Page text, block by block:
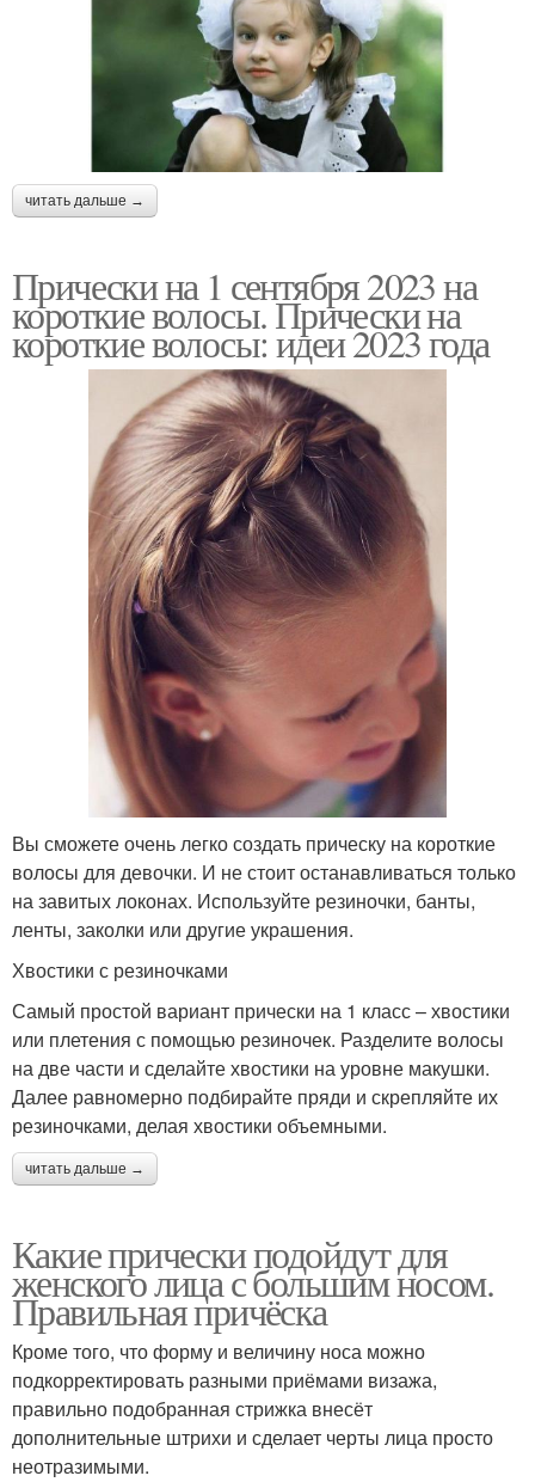
читать дальше →
Прически на 1 сентября 2023 на
короткие волосы. Прически на
короткие волосы: идеи 2023 года
Вы сможете очень легко создать прическу на короткие
волосы для девочки. И не стоит останавливаться только
на завитых локонах. Используйте резиночки, банты,
ленты, заколки или другие украшения.
Хвостики с резиночками
Самый простой вариант прически на 1 класс – хвостики
или плетения с помощью резиночек. Разделите волосы
на две части и сделайте хвостики на уровне макушки.
Далее равномерно подбирайте пряди и скрепляйте их
резиночками, делая хвостики объемными.
читать дальше →
Какие прически подойдут для
женского лица с большим носом.
Правильная причёска
Кроме того, что форму и величину носа можно
подкорректировать разными приёмами визажа,
правильно подобранная стрижка внесёт
дополнительные штрихи и сделает черты лица просто
неотразимыми.